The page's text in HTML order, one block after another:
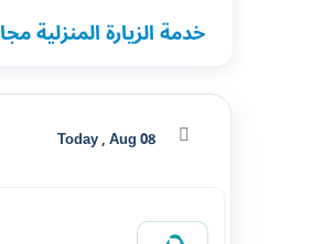
خدمة الزيارة المنزلية